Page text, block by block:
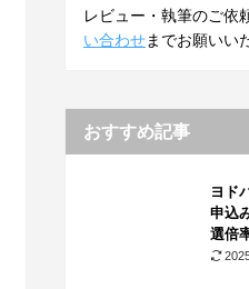
レビュー・執筆のご依
い合わせまでお願いい
おすすめ記事
ヨド
申込
選倍